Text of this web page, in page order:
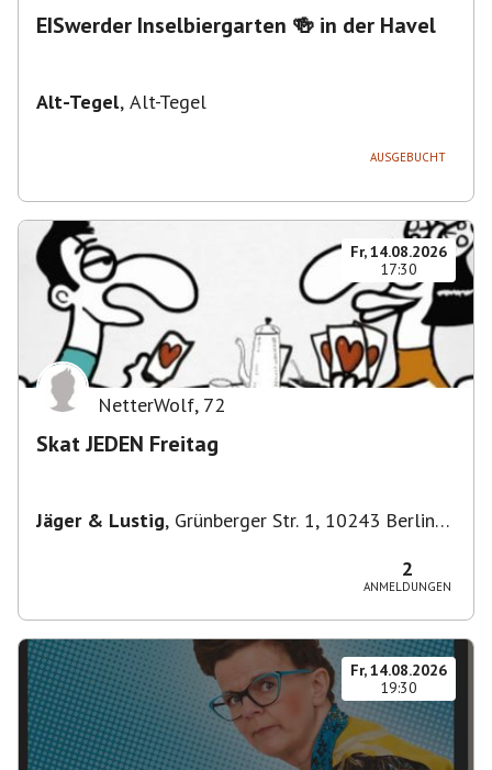
EISwerder Inselbiergarten 🍻 in der Havel
Alt-Tegel, Alt-Tegel
AUSGEBUCHT
Fr, 14.08.2026
17:30
NetterWolf, 72
Skat JEDEN Freitag
Jäger & Lustig, Grünberger Str. 1, 10243 Berlin-
2
ANMELDUNGEN
Fr, 14.08.2026
19:30